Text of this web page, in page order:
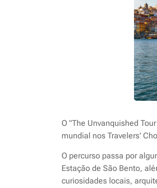
O "The Unvanquished
mundial nos Travelers'
O percurso passa por
Estação de São Bento,
curiosidades locais,